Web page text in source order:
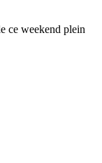
ce weekend plein